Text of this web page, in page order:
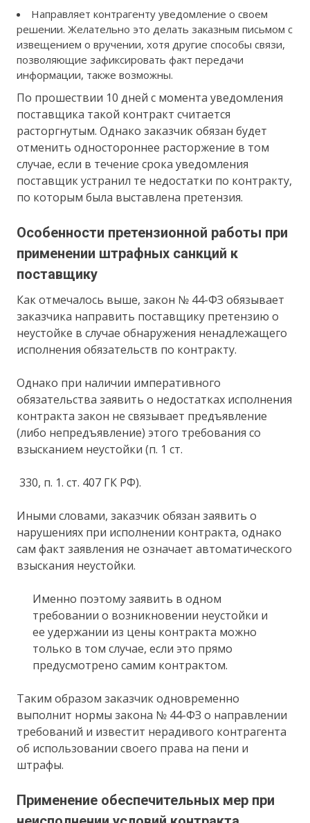
Направляет контрагенту уведомление о своем
решении. Желательно это делать заказным письмом с
извещением о вручении, хотя другие способы связи,
позволяющие зафиксировать факт передачи
информации, также возможны.
По прошествии 10 дней с момента уведомления
поставщика такой контракт считается
расторгнутым. Однако заказчик обязан будет
отменить одностороннее расторжение в том
случае, если в течение срока уведомления
поставщик устранил те недостатки по контракту,
по которым была выставлена претензия.
Особенности претензионной работы при
применении штрафных санкций к
поставщику
Как отмечалось выше, закон № 44-ФЗ обязывает
заказчика направить поставщику претензию о
неустойке в случае обнаружения ненадлежащего
исполнения обязательств по контракту.
Однако при наличии императивного
обязательства заявить о недостатках исполнения
контракта закон не связывает предъявление
(либо непредъявление) этого требования со
взысканием неустойки (п. 1 ст.
330, п. 1. ст. 407 ГК РФ).
Иными словами, заказчик обязан заявить о
нарушениях при исполнении контракта, однако
сам факт заявления не означает автоматического
взыскания неустойки.
Именно поэтому заявить в одном
требовании о возникновении неустойки и
ее удержании из цены контракта можно
только в том случае, если это прямо
предусмотрено самим контрактом.
Таким образом заказчик одновременно
выполнит нормы закона № 44-ФЗ о направлении
требований и известит нерадивого контрагента
об использовании своего права на пени и
штрафы.
Применение обеспечительных мер при